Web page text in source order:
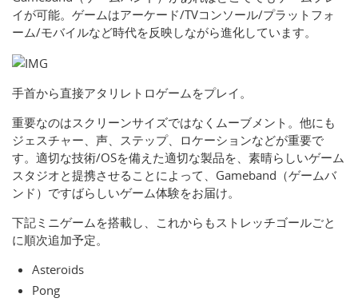
イが可能。ゲームはアーケード/TVコンソール/プラットフォ
ーム/モバイルなど時代を反映しながら進化しています。
手首から直接アタリレトロゲームをプレイ。
重要なのはスクリーンサイズではなくムーブメント。他にも
ジェスチャー、声、ステップ、ロケーションなどが重要で
す。適切な技術/OSを備えた適切な製品を、素晴らしいゲーム
スタジオと提携させることによって、Gameband（ゲームバ
ンド）ですばらしいゲーム体験をお届け。
下記ミニゲームを搭載し、これからもストレッチゴールごと
に順次追加予定。
Asteroids
Pong